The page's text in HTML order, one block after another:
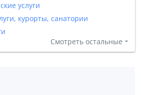
услуги
курорты, санатории
Смотреть остальные